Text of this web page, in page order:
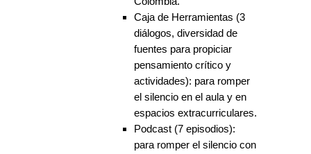
Caja de Herramientas (3
diálogos, diversidad de
fuentes para propiciar
pensamiento crítico y
actividades): para romper
el silencio en el aula y en
espacios extracurriculares.
Podcast (7 episodios):
para romper el silencio con